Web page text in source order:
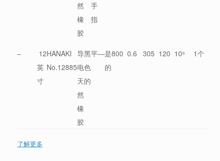
然
橡
胶
手
指
–
12
英
寸
HANAKI
No.12885
导
电
天
然
橡
胶
黑
色
的
平―是
的
800 0.6 305 120 10⁶ 1个
了解更多